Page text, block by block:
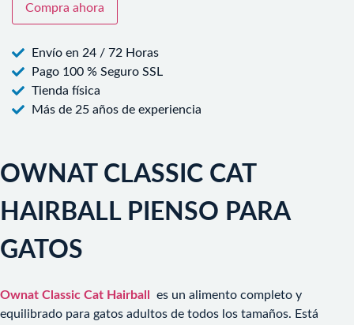
Compra ahora
Envío en 24 / 72 Horas
Pago 100 % Seguro SSL
Tienda física
Más de 25 años de experiencia
OWNAT CLASSIC CAT
HAIRBALL PIENSO PARA
GATOS
Ownat Classic Cat Hairball
es un alimento completo y
equilibrado para gatos adultos de todos los tamaños. Está